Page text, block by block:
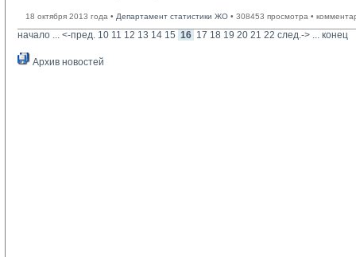
18 октября 2013 года • Департамент статистики ЖО • 308453 просмотра •
начало ... <-пред. 10 11 12 13 14 15 16 17 18 19 20 21 22 след.-> ... конец
Архив новостей